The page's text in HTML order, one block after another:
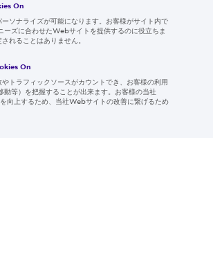
サイト
約
& Language:
Japan | JP
On
ソナライズが可能になります。お客様がサイト内で
ーズに合わせたWebサイトを提供するのに役立ちま
れることはありません。
On
トラフィックソースがカウントでき、お客様の利用
動等）を把握することが出来ます。お客様の当社
向上するため、当社Webサイトの改善に繋げるため